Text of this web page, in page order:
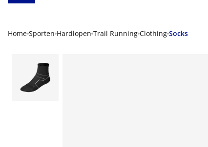
Home Sporten Hardlopen Trail Running Clothing Socks